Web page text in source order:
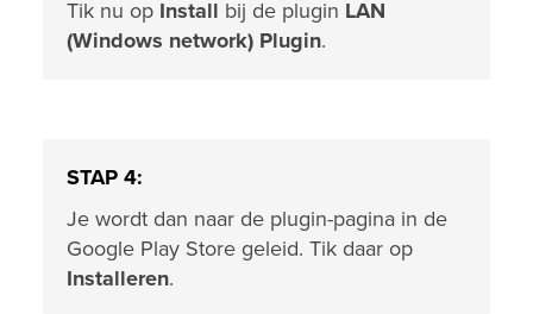
Tik nu op Install bij de plugin LAN
(Windows network) Plugin.
STAP 4:
Je wordt dan naar de plugin-pagina in de
Google Play Store geleid. Tik daar op
Installeren.